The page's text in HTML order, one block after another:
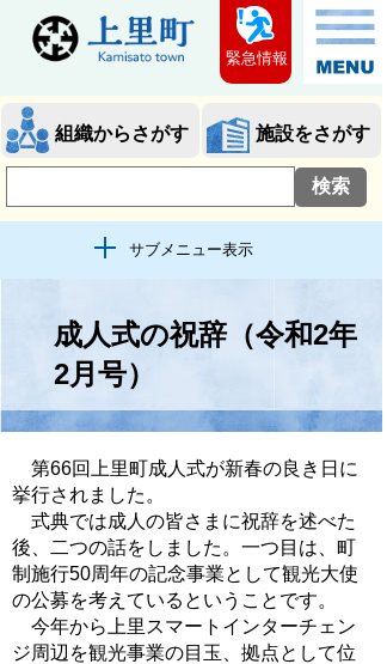
組織からさがす 施設をさがす
サブメニュー表示
緊急情報
成人式の祝辞（令和2年
2月号）
第66回上里町成人式が新春の良き日に
挙行されました。
式典では成人の皆さまに祝辞を述べた
後、二つの話をしました。一つ目は、町
制施行50周年の記念事業として観光大使
の公募を考えているということです。
今年から上里スマートインターチェン
ジ周辺を観光事業の目玉、拠点として位